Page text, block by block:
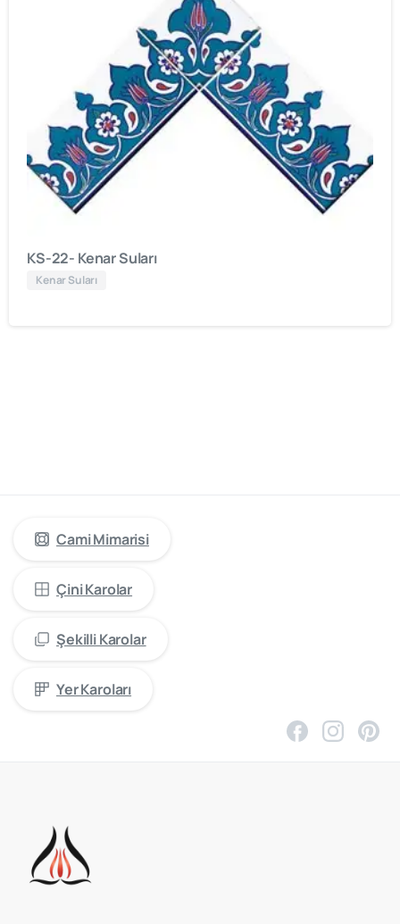
KS-22- Kenar Suları
Kenar Suları
Cami Mimarisi
Çini Karolar
Şekilli Karolar
Yer Karoları